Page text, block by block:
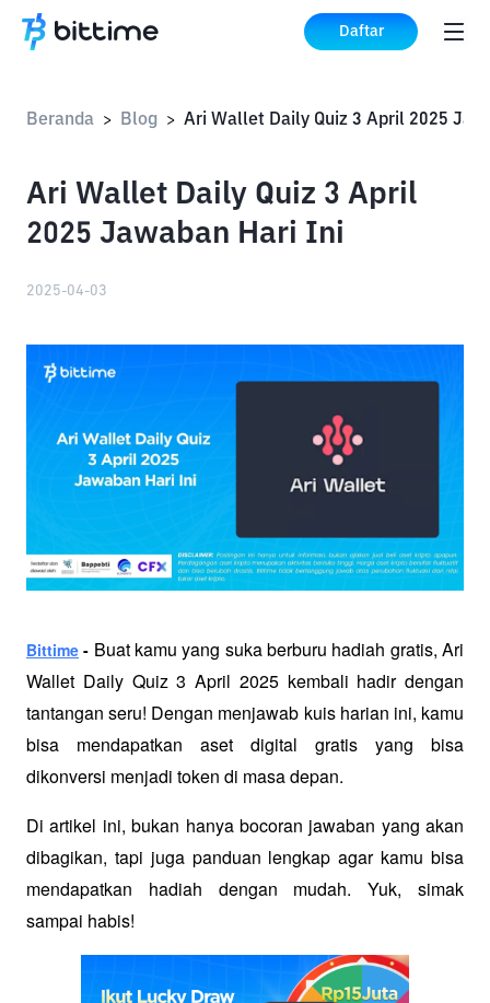
Daftar
Beranda > Blog >
Ari Wallet Daily Quiz 3 April
2025 Jawaban Hari Ini
2025-04-03
Bittime - Buat kamu yang suka berburu hadiah gratis, Ari
Wallet Daily Quiz 3 April 2025 kembali hadir dengan
tantangan seru! Dengan menjawab kuis harian ini, kamu
bisa mendapatkan aset digital gratis yang bisa
dikonversi menjadi token di masa depan.
Di artikel ini, bukan hanya bocoran jawaban yang akan
dibagikan, tapi juga panduan lengkap agar kamu bisa
mendapatkan hadiah dengan mudah. Yuk, simak
sampai habis!